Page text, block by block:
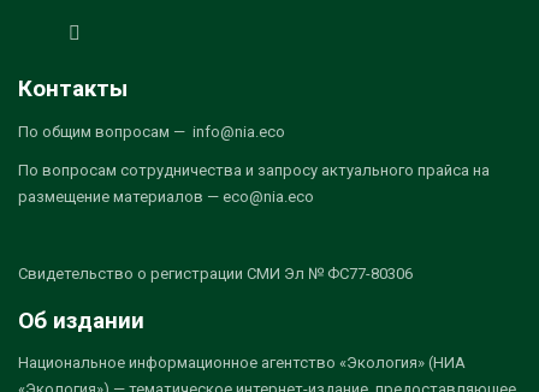
Контакты
По общим вопросам — info@nia.eco
По вопросам сотрудничества и запросу актуального прайса на
размещение материалов — eco@nia.eco
Свидетельство о регистрации СМИ Эл № ФС77-80306
Об издании
Национальное информационное агентство «Экология» (НИА